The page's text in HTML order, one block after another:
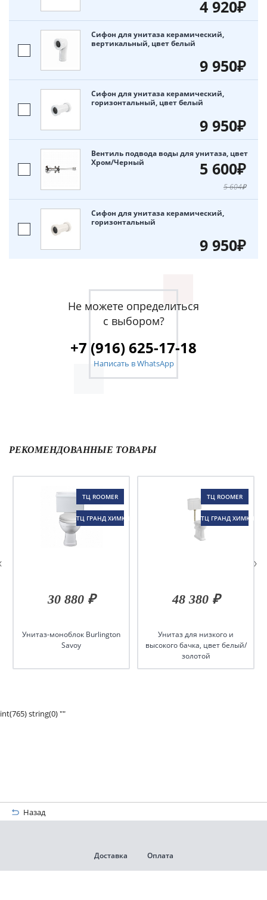
4 920₽
Сифон для унитаза керамический,
вертикальный, цвет белый
9 950₽
Сифон для унитаза керамический,
горизонтальный, цвет белый
9 950₽
Вентиль подвода воды для унитаза, цвет
Хром/Черный
5 600₽
5 604₽
Сифон для унитаза керамический,
горизонтальный
9 950₽
Не можете определиться
с выбором?
+7 (916) 625-17-18
Написать в WhatsApp
РЕКОМЕНДОВАННЫЕ ТОВАРЫ
ТЦ ROOMER
ТЦ ГРАНД ХИМКИ
30 880 ₽
Унитаз-моноблок Burlington
Savoy
ТЦ ROOMER
ТЦ ГРАНД ХИМКИ
48 380 ₽
Унитаз для низкого и
высокого бачка, цвет белый/
золотой
int(765) string(0) ""
Назад
Доставка Оплата